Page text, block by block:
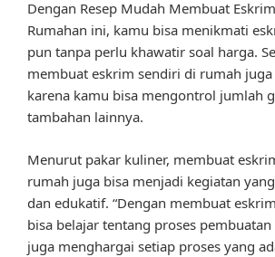
Dengan Resep Mudah Membuat
Rumahan ini, kamu bisa menikmati
pun tanpa perlu khawatir soal harga.
membuat eskrim sendiri di rumah
karena kamu bisa mengontrol jumlah
tambahan lainnya.
Menurut pakar kuliner, membuat
rumah juga bisa menjadi kegiatan
dan edukatif. “Dengan membuat
bisa belajar tentang proses
juga menghargai setiap proses yang